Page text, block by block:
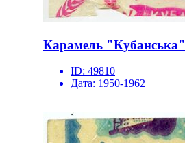
Карамель "Кубанська"
ID: 49810
Дата: 1950-1962